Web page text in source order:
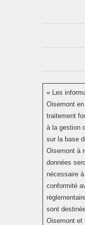
« Les
Oisemont
traitement
à la gestion
sur la base
Oisemont à
données
nécessaire
conformité
sont
Oisemont et